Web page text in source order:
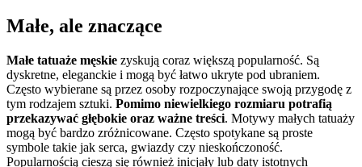
Małe, ale znaczące
Małe tatuaże męskie zyskują coraz większą popularność. Są
dyskretne, eleganckie i mogą być łatwo ukryte pod ubraniem.
Często wybierane są przez osoby rozpoczynające swoją przygodę z
tym rodzajem sztuki. Pomimo niewielkiego rozmiaru potrafią
przekazywać głębokie oraz ważne treści. Motywy małych tatuaży
mogą być bardzo zróżnicowane. Często spotykane są proste
symbole takie jak serca, gwiazdy czy nieskończoność.
Popularnością cieszą się również inicjały lub daty istotnych